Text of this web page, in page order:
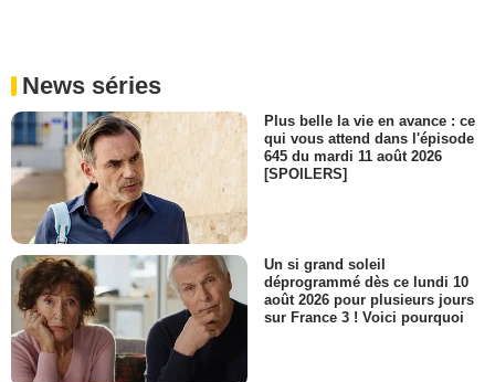
News séries
Plus belle la vie en avance : ce
qui vous attend dans l'épisode
645 du mardi 11 août 2026
[SPOILERS]
Un si grand soleil
déprogrammé dès ce lundi 10
août 2026 pour plusieurs jours
sur France 3 ! Voici pourquoi